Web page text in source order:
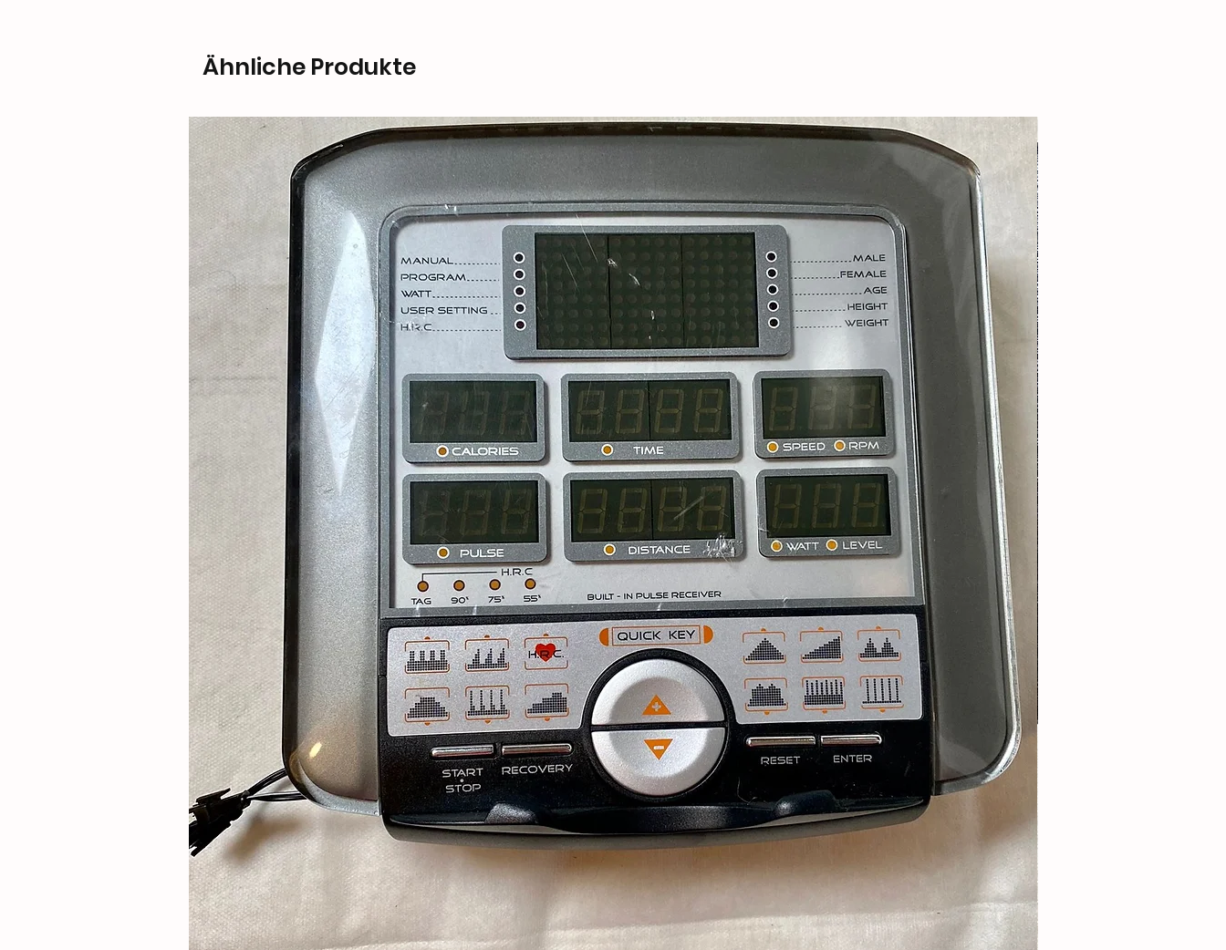
Ähnliche Produkte